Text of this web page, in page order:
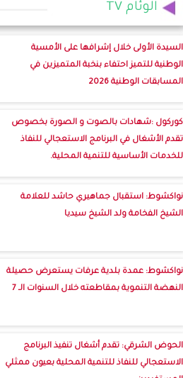
الوئام TV
السيدة الأولى خلال إشرافها على الأمسية
الوطنية للتميز احتفاء بنخبة المتميزين في
المسابقات الوطنية 2026
كوركول :شهادات بالصوت و الصورة بخصوص
تقدم الأشغال في البرنامج الاستعجالي للنفاذ
للخدمات الأساسية للتنمية المحلية.
نواكشوط: استقبال جماهيري حاشد للعلامة
الشيخ الفخامة ولد الشيخ سيديا
نواكشوط: عمدة بلدية عرفات يستعرض حصيلة
النهضة التنموية بمقاطعته خلال السنوات الـ 7
الحوض الشرقي: تقدم أشغال تنفيذ البرنامج
الاستعجالي للنفاذ للتنمية المحلية بعيون ممثلي